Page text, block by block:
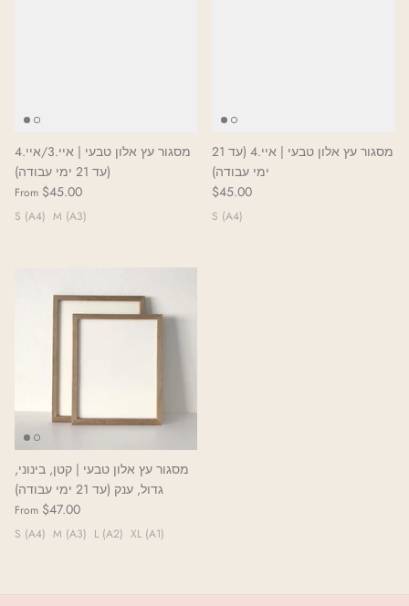
מסגור עץ אלון טבעי | איי.3/איי.4
(עד 21 ימי עבודה)
From $45.00
S (A4) M (A3)
מסגור עץ אלון טבעי | איי.4 (עד 21
ימי עבודה)
$45.00
S (A4)
מסגור עץ אלון טבעי | קטן, בינוני,
גדול, ענק (עד 21 ימי עבודה)
From $47.00
S (A4) M (A3) L (A2) XL (A1)